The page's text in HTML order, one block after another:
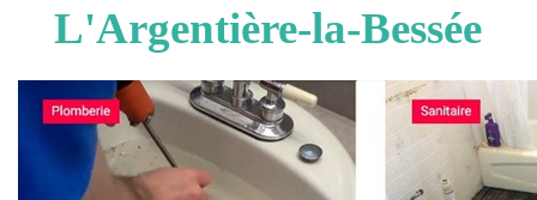
L'Argentière-la-Bessée